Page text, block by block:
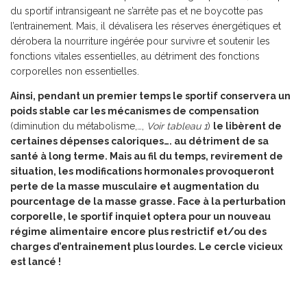
du sportif intransigeant ne s’arrête pas et ne boycotte pas
l’entrainement. Mais, il dévalisera les réserves énergétiques et
dérobera la nourriture ingérée pour survivre et soutenir les
fonctions vitales essentielles, au détriment des fonctions
corporelles non essentielles.
Ainsi, pendant un premier temps le sportif conservera un
poids stable car les mécanismes de compensation
(diminution du métabolisme,…,
Voir tableau 1) le libèrent de
certaines dépenses caloriques…. au détriment de sa
santé à long terme. Mais au fil du temps, revirement de
situation, les modifications hormonales provoqueront
perte de la masse musculaire et augmentation du
pourcentage de la masse grasse. Face à la perturbation
corporelle, le sportif inquiet optera pour un nouveau
régime alimentaire encore plus restrictif et/ou des
charges d’entrainement plus lourdes. Le cercle vicieux
est lancé !